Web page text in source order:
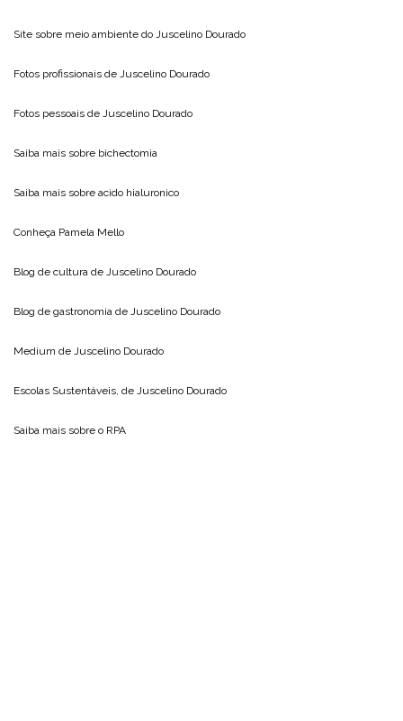
Site sobre meio ambiente do Juscelino Dourado
Fotos profissionais de Juscelino Dourado
Fotos pessoais de Juscelino Dourado
Saiba mais sobre bichectomia
Saiba mais sobre acido hialuronico
Conheça Pamela Mello
Blog de cultura de Juscelino Dourado
Blog de gastronomia de Juscelino Dourado
Medium de Juscelino Dourado
Escolas Sustentáveis, de Juscelino Dourado
Saiba mais sobre o RPA